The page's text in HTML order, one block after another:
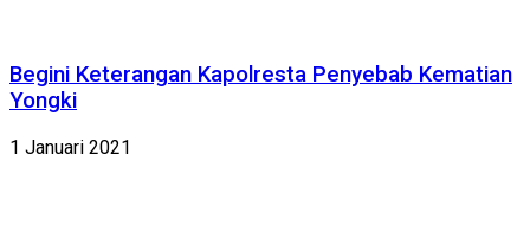
Begini Keterangan Kapolresta Penyebab Kematian
Yongki
1 Januari 2021